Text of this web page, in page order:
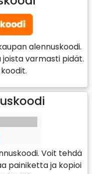
alennuskoodi.
joista varmasti pidät.
Voit tehdä
painiketta ja kopioi